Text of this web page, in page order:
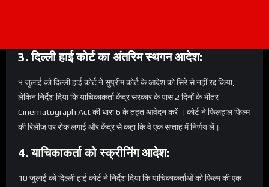
3. दिल्ली हाई कोर्ट का अंतरिम स्थगन आदेश:
9 जुलाई को दिल्ली हाई कोर्ट ने सुप्रीम कोर्ट के आदेश को सिरे से नहीं रद्द किया,
लेकिन निर्देश दिया कि याचिकाकर्ता केंद्र सरकार के पास 2 दिनों के भीतर
Cinematograph Act की धारा 6 के तहत आवेदन करें । कोर्ट ने फिलहाल फिल्म
की रिलीज पर रोक लगाई और केंद्र से कहा कि वे एक सप्ताह में निर्णय लें।
4. याचिकाकर्ता को स्क्रीनिंग आदेश:
10 जुलाई को दिल्ली हाई कोर्ट ने निर्देश दिया कि याचिकाकर्ताओं को फिल्म की एक